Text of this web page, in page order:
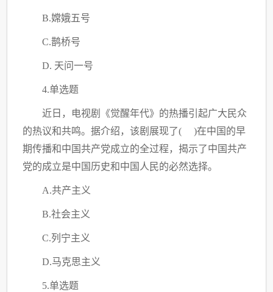
B.嫦娥五号
C.鹊桥号
D. 天问一号
4.单选题
近日，电视剧《觉醒年代》的热播引起广大民众
的热议和共鸣。据介绍，该剧展现了( )在中国的早
期传播和中国共产党成立的全过程，揭示了中国共产
党的成立是中国历史和中国人民的必然选择。
A.共产主义
B.社会主义
C.列宁主义
D.马克思主义
5.单选题